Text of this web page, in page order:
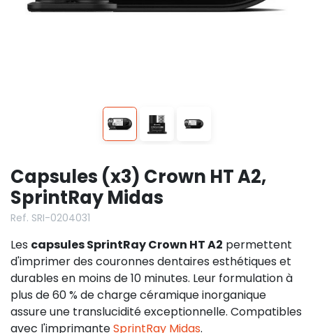
Capsules (x3) Crown HT A2,
SprintRay Midas
Ref. SRI-0204031
Les capsules SprintRay Crown HT A2 permettent
d'imprimer des couronnes dentaires esthétiques et
durables en moins de 10 minutes. Leur formulation à
plus de 60 % de charge céramique inorganique
assure une translucidité exceptionnelle. Compatibles
avec l'imprimanteSprintRay Midas.